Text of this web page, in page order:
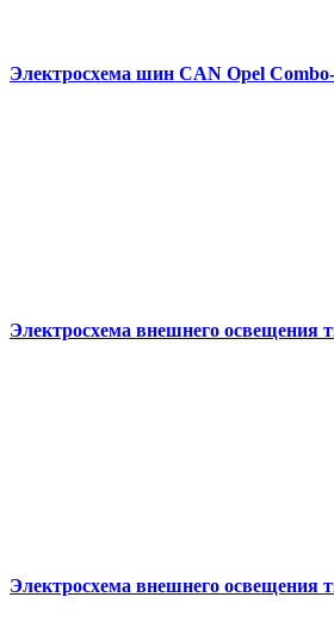
Электросхема шин CAN Opel
Электросхема внешнего освещения
Электросхема внешнего освещения